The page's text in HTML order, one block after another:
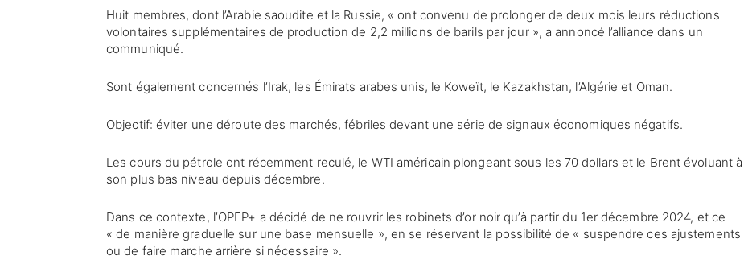
Huit membres, dont l’Arabie saoudite et la Russie, « ont convenu de prolonger de deux mois leurs réductions
volontaires supplémentaires de production de 2,2 millions de barils par jour », a annoncé l’alliance dans un
communiqué.
Sont également concernés l’Irak, les Émirats arabes unis, le Koweït, le Kazakhstan, l’Algérie et Oman.
Objectif: éviter une déroute des marchés, fébriles devant une série de signaux économiques négatifs.
Les cours du pétrole ont récemment reculé, le WTI américain plongeant sous les 70 dollars et le Brent évoluant à
son plus bas niveau depuis décembre.
Dans ce contexte, l’OPEP+ a décidé de ne rouvrir les robinets d’or noir qu’à partir du 1er décembre 2024, et ce
« de manière graduelle sur une base mensuelle », en se réservant la possibilité de « suspendre ces ajustements
ou de faire marche arrière si nécessaire ».